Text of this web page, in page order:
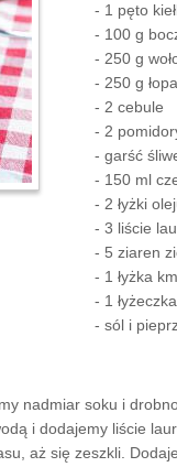
- 1 pęto
- 100 g
- 250 g
- 250 g
- 2 cebule
- 2
- garść
- 150 ml
- 2 łyżki
- 3 liście
- 5 ziaren
- 1 łyżka
- 1
- sól i
nadmiar soku i
i dodajemy liście
aż się zeszkli.